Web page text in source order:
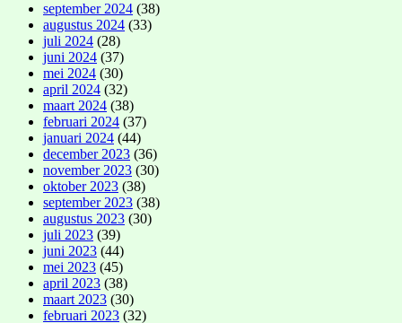
september 2024 (38)
augustus 2024 (33)
juli 2024 (28)
juni 2024 (37)
mei 2024 (30)
april 2024 (32)
maart 2024 (38)
februari 2024 (37)
januari 2024 (44)
december 2023 (36)
november 2023 (30)
oktober 2023 (38)
september 2023 (38)
augustus 2023 (30)
juli 2023 (39)
juni 2023 (44)
mei 2023 (45)
april 2023 (38)
maart 2023 (30)
februari 2023 (32)